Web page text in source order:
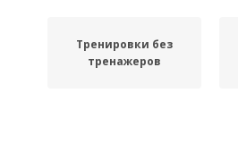
Тренировки без
тренажеров